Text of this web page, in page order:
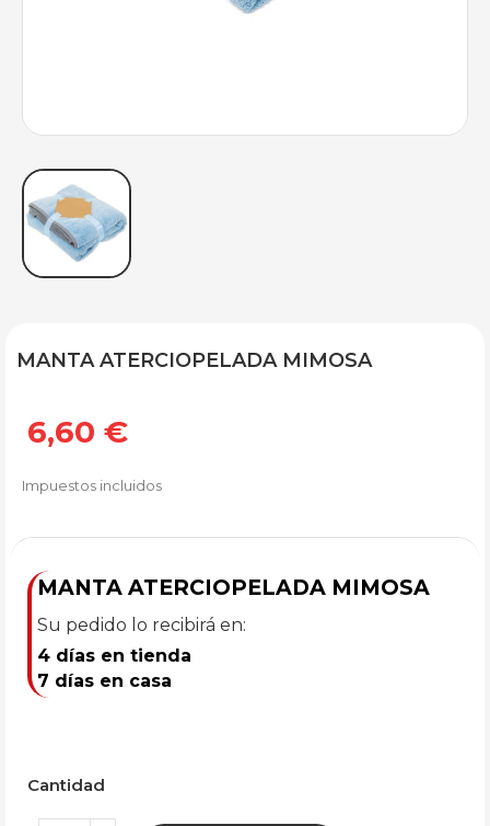
MANTA ATERCIOPELADA MIMOSA
6,60 €
Impuestos incluidos
MANTA ATERCIOPELADA MIMOSA
Su pedido lo recibirá en:
4 días en tienda
7 días en casa
Cantidad